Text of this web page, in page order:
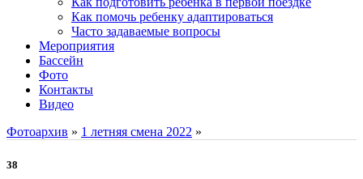
Как помочь ребенку адаптироваться
Часто задаваемые вопросы
Мероприятия
Бассейн
Фото
Контакты
Видео
Фотоархив » 1 летняя смена 2022 »
38